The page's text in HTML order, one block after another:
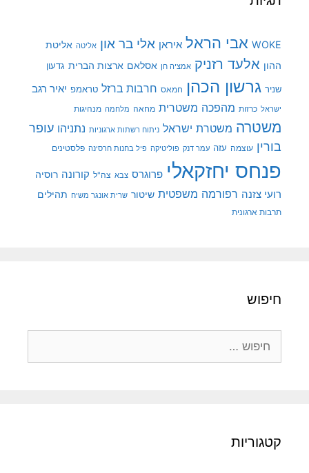
WOKE אבי הראל איראן אלי בר און אליטה אליטת
ההון אלעד רזניק אמציה חן אסלאם ארצות הברית גדעון
שניר גרשון הכהן חמאס חרבות ברזל טראמפ יאיר רגב
ישראל כרזות מהפכה משטרית מחאה מלחמה מנהיגות
משטרה משטרת ישראל ניתוח רשתות ארגוניות נתניהו עופר
בורין עוצמה עזה עמר דנק פוליטיקה פיל בחנות חרסינה פלסטינים
פנחס יחזקאלי פרוגרס צבא צה"ל קורונה רוסיה
רועי צזנה רפורמה משפטית שיטור שרית אונגר משיח תהילים
תרבות ארגונית
חיפוש
קטגוריות